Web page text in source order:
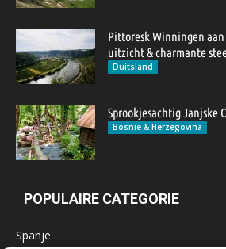
Pittoresk Winningen
uitzicht & charmante
Duitsland
Sprookjesachtig Janjske
Bosnië & Herzegovina
POPULAIRE CATEGORIE
Spanje